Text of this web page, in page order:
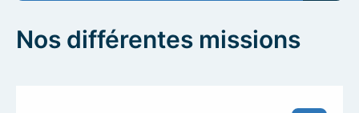
Nos différentes missions